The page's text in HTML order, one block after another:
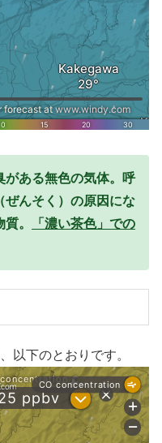
ある無色の気体。呼
ぜんそく）の原因にな
。
「濃い茶色」での
以下のとおりです。